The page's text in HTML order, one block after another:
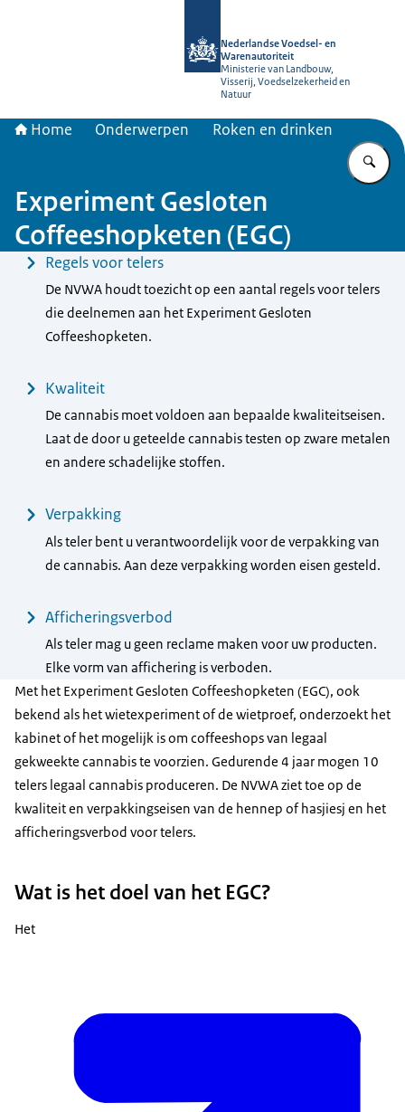
Nederlandse Voedsel- en
Warenautoriteit
Ministerie van Landbouw,
Visserij, Voedselzekerheid en
Natuur
Home Onderwerpen Roken en drinken
Experiment Gesloten
Coffeeshopketen (EGC)
MenuRegels voor telers
De NVWA houdt toezicht op een aantal regels voor telers
die deelnemen aan het Experiment Gesloten
Coffeeshopketen.
Kwaliteit
De cannabis moet voldoen aan bepaalde kwaliteitseisen.
Laat de door u geteelde cannabis testen op zware metalen
en andere schadelijke stoffen.
Verpakking
Als teler bent u verantwoordelijk voor de verpakking van
de cannabis. Aan deze verpakking worden eisen gesteld.
Afficheringsverbod
Als teler mag u geen reclame maken voor uw producten.
Elke vorm van affichering is verboden.
Met het Experiment Gesloten Coffeeshopketen (EGC), ook
bekend als het wietexperiment of de wietproef, onderzoekt het
kabinet of het mogelijk is om coffeeshops van legaal
gekweekte cannabis te voorzien. Gedurende 4 jaar mogen 10
telers legaal cannabis produceren. De NVWA ziet toe op de
kwaliteit en verpakkingseisen van de hennep of hasjiesj en het
afficheringsverbod voor telers.
Wat is het doel van het EGC?
Het